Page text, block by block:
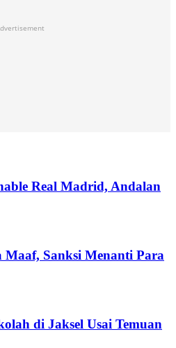
Real Madrid, Andalan
Sanksi Menanti Para
di Jaksel Usai Temuan